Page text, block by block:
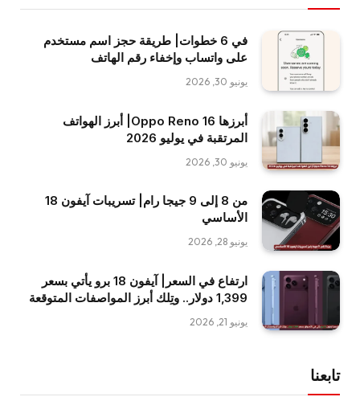
في 6 خطوات| طريقة حجز اسم مستخدم
على واتساب وإخفاء رقم الهاتف
يونيو 30, 2026
أبرزها Oppo Reno 16| أبرز الهواتف
المرتقبة في يوليو 2026
يونيو 30, 2026
من 8 إلى 9 جيجا رام| تسريبات آيفون 18
الأساسي
يونيو 28, 2026
ارتفاع في السعر| آيفون 18 برو يأتي بسعر
1,399 دولار.. وتِلك أبرز المواصفات المتوقعة
يونيو 21, 2026
تابعنا